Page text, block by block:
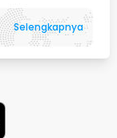
Selengkapnya